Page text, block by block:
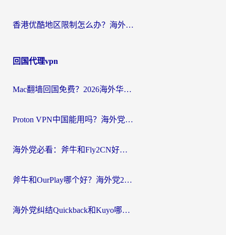
香港优酷地区限制怎么办？海外党亲测有效的追剧解决方案
回国代理vpn
Mac翻墙回国免费？2026海外华人亲测：从CCTV5直播到国内APP，这样选加速器才靠谱
Proton VPN中国能用吗？海外党选回国加速器的避坑指南（附番茄加速器实测）
海外党必看：斧牛和Fly2CN好用吗？3招教你选对回国加速器（附免费试用攻略）
斧牛和OurPlay哪个好？海外党2026亲测：选对加速器，国内资源秒加载
海外党纠结Quickback和Kuyo哪个好？选对回国加速器才能无缝刷国内资源